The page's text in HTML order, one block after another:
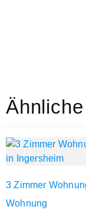
3 Zimmer
Wohnung